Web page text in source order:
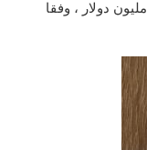
هذه المرة ، يلتمس المدعي تعويضا قدره 50 مليون دولار ، وفقا